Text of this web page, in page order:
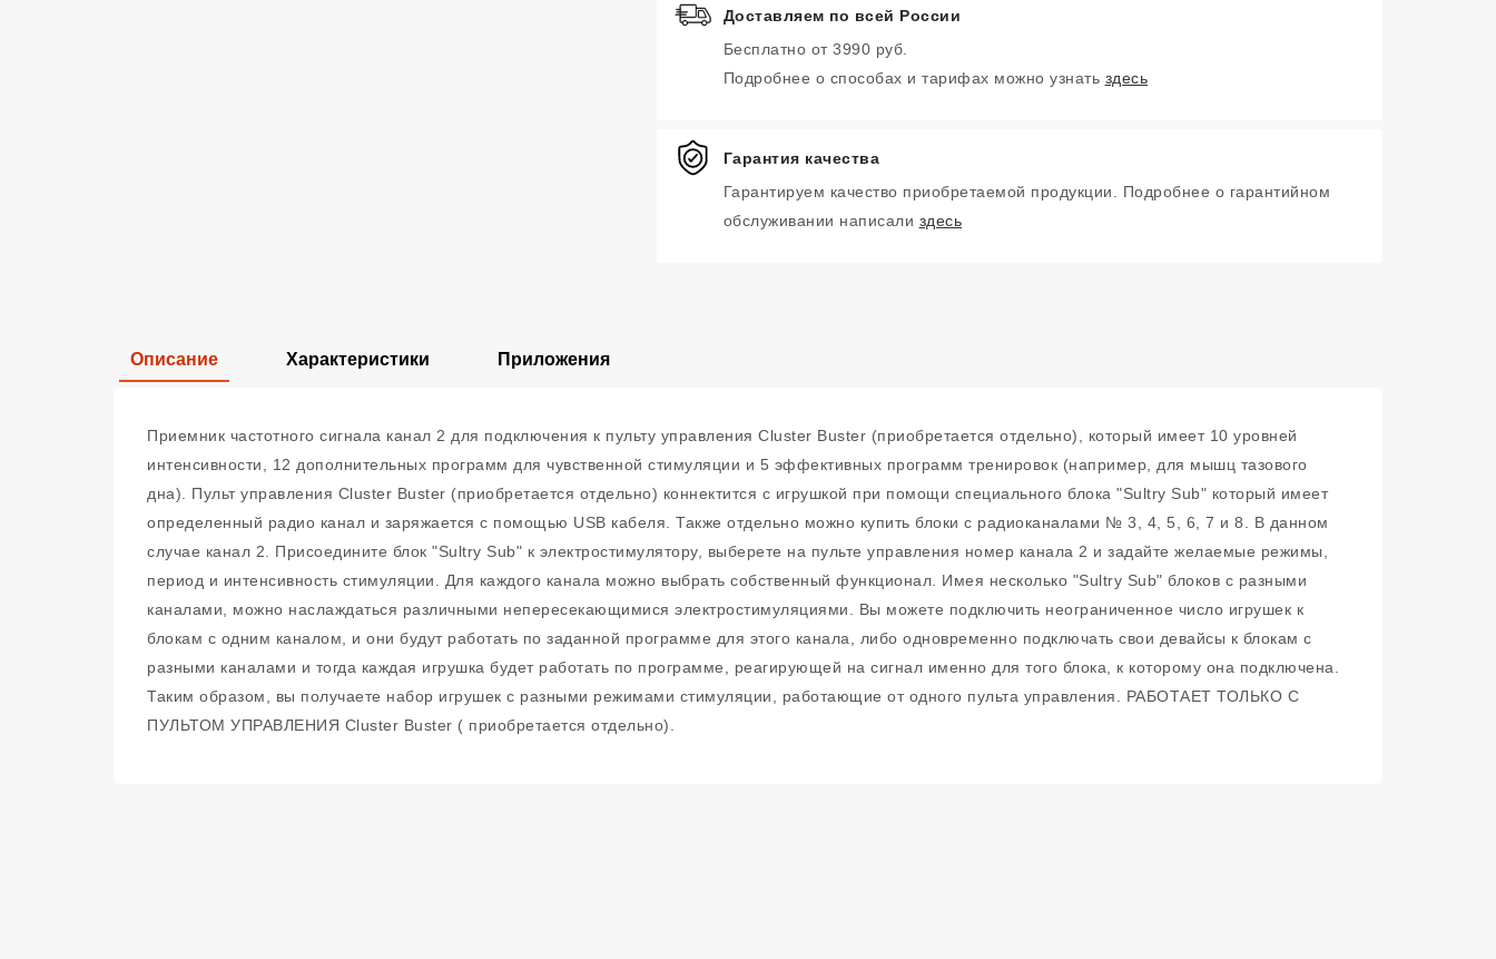
Доставляем по всей России
Бесплатно от 3990 руб.
Подробнее о способах и тарифах можно узнать здесь
Гарантия качества
Гарантируем качество приобретаемой продукции. Подробнее о гарантийном
обслуживании написали здесь
Описание Характеристики Приложения
Приемник частотного сигнала канал 2 для подключения к пульту управления Cluster Buster (приобретается отдельно), который имеет 10 уровней
интенсивности, 12 дополнительных программ для чувственной стимуляции и 5 эффективных программ тренировок (например, для мышц тазового
дна). Пульт управления Cluster Buster (приобретается отдельно) коннектится с игрушкой при помощи специального блока "Sultry Sub" который имеет
определенный радио канал и заряжается с помощью USB кабеля. Также отдельно можно купить блоки с радиоканалами № 3, 4, 5, 6, 7 и 8. В данном
случае канал 2. Присоедините блок "Sultry Sub" к электростимулятору, выберете на пульте управления номер канала 2 и задайте желаемые режимы,
период и интенсивность стимуляции. Для каждого канала можно выбрать собственный функционал. Имея несколько "Sultry Sub" блоков с разными
каналами, можно наслаждаться различными непересекающимися электростимуляциями. Вы можете подключить неограниченное число игрушек к
блокам с одним каналом, и они будут работать по заданной программе для этого канала, либо одновременно подключать свои девайсы к блокам с
разными каналами и тогда каждая игрушка будет работать по программе, реагирующей на сигнал именно для того блока, к которому она подключена.
Таким образом, вы получаете набор игрушек с разными режимами стимуляции, работающие от одного пульта управления. РАБОТАЕТ ТОЛЬКО С
ПУЛЬТОМ УПРАВЛЕНИЯ Cluster Buster ( приобретается отдельно).